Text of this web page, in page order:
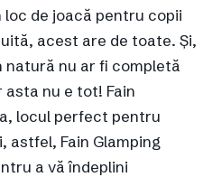
de joacă pentru copii
acest are de toate. Și,
natură nu ar fi completă
nu e tot! Fain
locul perfect pentru
astfel, Fain Glamping
a vă îndeplini